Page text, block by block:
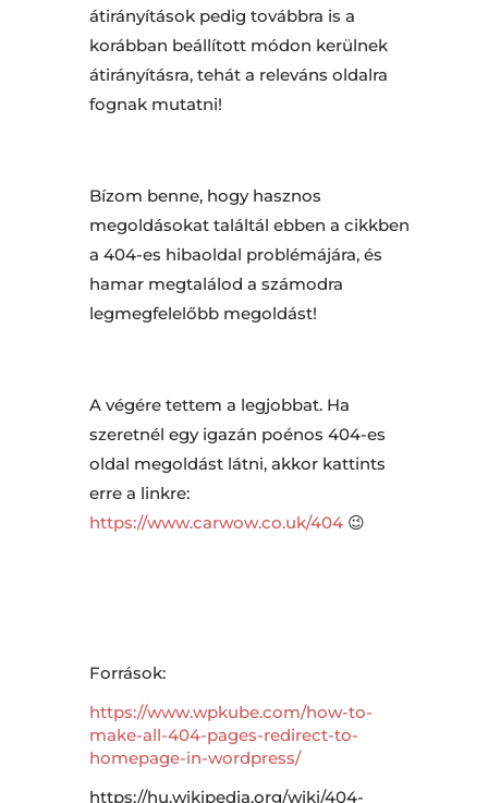
átirányítások pedig továbbra is a
korábban beállított módon kerülnek
átirányításra, tehát a releváns oldalra
fognak mutatni!
Bízom benne, hogy hasznos
megoldásokat találtál ebben a cikkben
a 404-es hibaoldal problémájára, és
hamar megtalálod a számodra
legmegfelelőbb megoldást!
A végére tettem a legjobbat. Ha
szeretnél egy igazán poénos 404-es
oldal megoldást látni, akkor kattints
erre a linkre:
https://www.carwow.co.uk/404😉
Források:
https://www.wpkube.com/how-to-
make-all-404-pages-redirect-to-
homepage-in-wordpress/
https://hu.wikipedia.org/wiki/404-